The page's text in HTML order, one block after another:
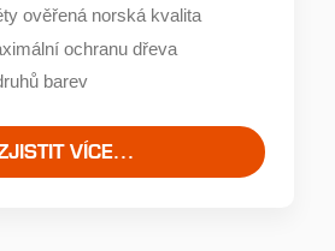
10.
ověřená norská kvalita
ochranu dřeva
barev
VÍCE...